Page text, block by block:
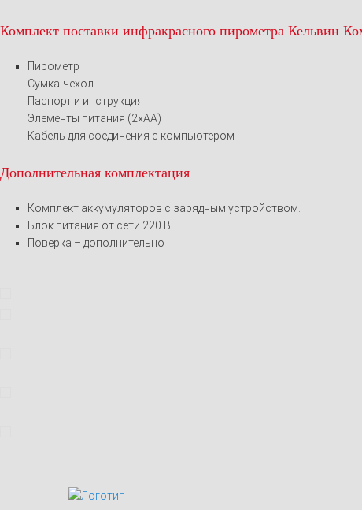
Комплект поставки инфракрасного пирометра Кельвин
Пирометр
Сумка-чехол
Паспорт и инструкция
Элементы питания (2×AA)
Кабель для соединения с компьютером
Дополнительная комплектация
Комплект аккумуляторов с зарядным устройством.
Блок питания от сети 220 В.
Поверка – дополнительно